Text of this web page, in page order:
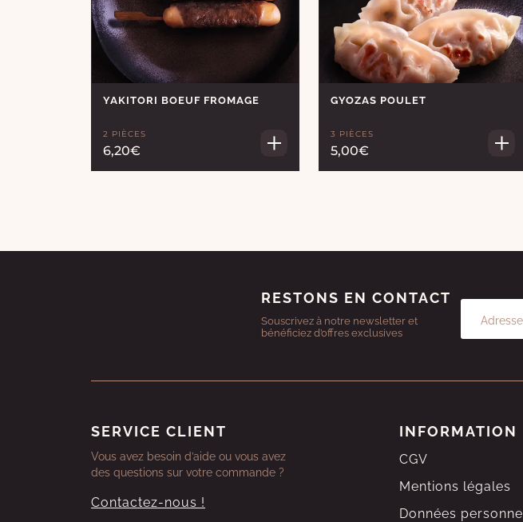
YAKITORI BOEUF FROMAGE
2 PIÈCES
6,20€
GYOZAS POULET
3 PIÈCES
5,00€
RESTONS EN CONTACT
Souscrivez à notre newsletter et
bénéficiez d’offres exclusives
SERVICE CLIENT
Vous avez besoin d’aide ou vous avez
des questions sur votre commande ?
Contactez-nous !
INFORMATION
CGV
Mentions légales
Données